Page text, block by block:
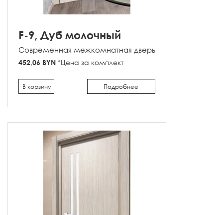
F-9, Дуб молочный
Современная межкомнатная дверь
452,06 BYN *Цена за комплект
Подробнее
В корзину